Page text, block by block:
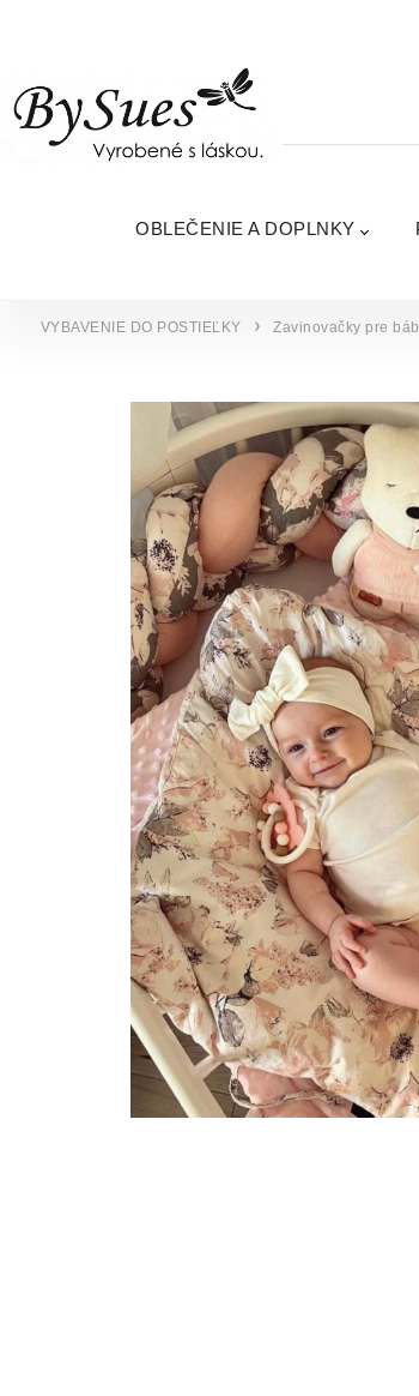
OBLEČENIE A DOPLNKY
VYBAVENIE DO POSTIEĽKY Zavinovačky pre